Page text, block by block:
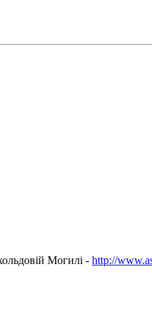
Могилі - http://